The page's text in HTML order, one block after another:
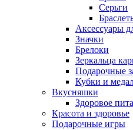
Серьги
Аксессуары
Значки
Брелоки
Зеркальца
Подарочные
Кубки и
Вкусняшки
Здоровое
Красота и здоровье
Подарочные игры